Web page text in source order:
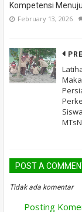
Kompetensi
February 13, 2026
POST A
Tidak ada komentar
Posting